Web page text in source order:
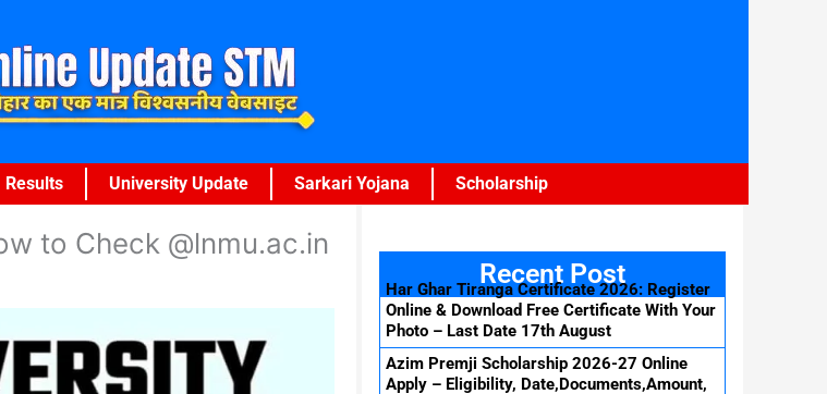
Results University Update Sarkari Yojana Scholarship
to Check @lnmu.ac.in
Recent Post
Har Ghar Tiranga Certificate 2026: Register
Online & Download Free Certificate With Your
Photo – Last Date 17th August
Azim Premji Scholarship 2026-27 Online
Apply – Eligibility, Date,Documents,Amount,